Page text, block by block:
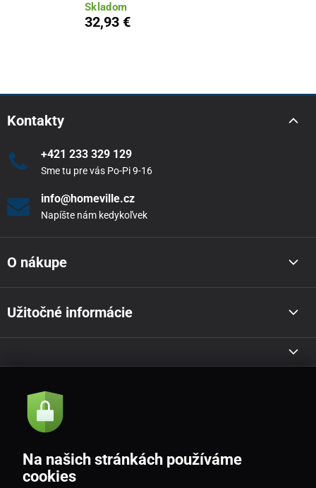
Skladom
32,93 €
Kontakty
+421 233 329 129
Sme tu pre vás Po-Pi 9-16
info@homeville.cz
Napíšte nám kedykoľvek
O nákupe
Užitočné informácie
Akcie a novinky e-mailom
Souhlasím sezásadami zpracování osobních údajů
Na našich stránkách používáme
cookies